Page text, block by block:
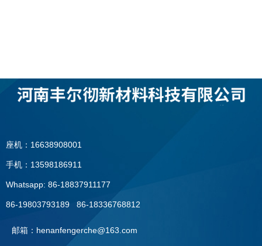
座机：16638908001
手机：13598186911
Whatsapp: 86-18837911177
86-19803793189 86-18336768812
邮箱：henanfengerche@163.com